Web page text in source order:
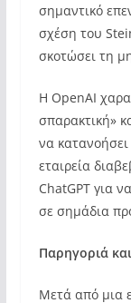
σημαντικό
σχέση του
σκοτώσει τη
Η OpenAI
σπαρακτική»
να κατανοήσει
εταιρεία
ChatGPT για
σε σημάδια
Παρηγοριά
Μετά από μια